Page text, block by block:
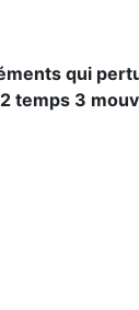
qui
temps 3